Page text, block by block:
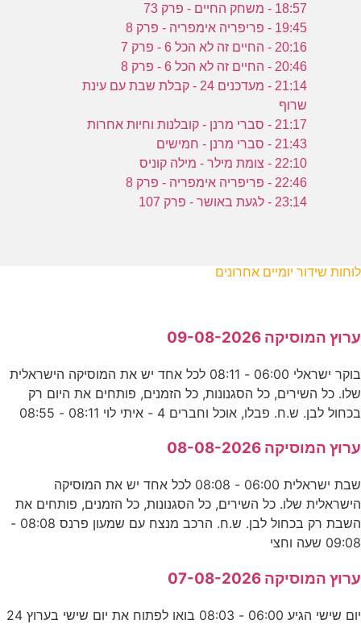
18:57 - משחק החיים - פרק 73
19:45 - פריפריה אימפריה - פרק 8
20:16 - החיים זה לא הכל 6 - פרק 7
20:46 - החיים זה לא הכל 6 - פרק 8
21:14 - מעדכנים 24 - קבלת שבת עם עינת
שרוף
21:17 - סברי מרנן - קובלנות וחיות אחרות
21:43 - סברי מרנן - חמישים
22:10 - צומת מילר - מילה קוניס
22:46 - פריפריה אימפריה - פרק 8
23:14 - לגעת באושר - פרק 107
לוחות שידור יומיים אחרונים
ערוץ המוסיקה 09-08-2026
בוקר ישראלי 06:00 - 08:11 לכל אחד יש את המוסיקה הישראלית
שלו. כל השירים, כל הסגנונות, כל הזמנים, פותחים את היום רק
בכחול לבן. ש.ח. פבלו, אוכל וחברים 4 - איתי לוי 08:11 - 08:55
ערוץ המוסיקה 08-08-2026
שבת ישראלית 06:00 - 08:08 לכל אחד יש את המוסיקה
הישראלית שלו. כל השירים, כל הסגנונות, כל הזמנים, פותחים את
השבת רק בכחול לבן. ש.ח. הרכב מנצח עם שמעון פרנס 08:08 -
09:08 שעה וחצי
ערוץ המוסיקה 07-08-2026
יום שישי הגיע 06:00 - 08:03 בואו לפתוח את יום שישי בערוץ 24